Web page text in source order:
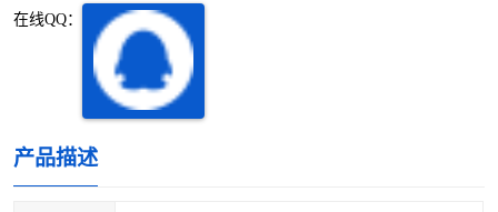
在线QQ：
产品描述
蛇口
宝安西乡